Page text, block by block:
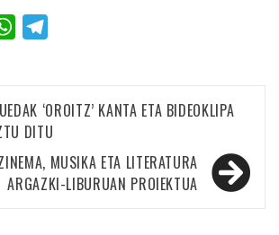
WhatsApp
‘OROITZ’ KANTA ETA BIDEOKLIPA
DITU
MUSIKA ETA LITERATURA
ARGAZKI-LIBURUAN PROIEKTUA